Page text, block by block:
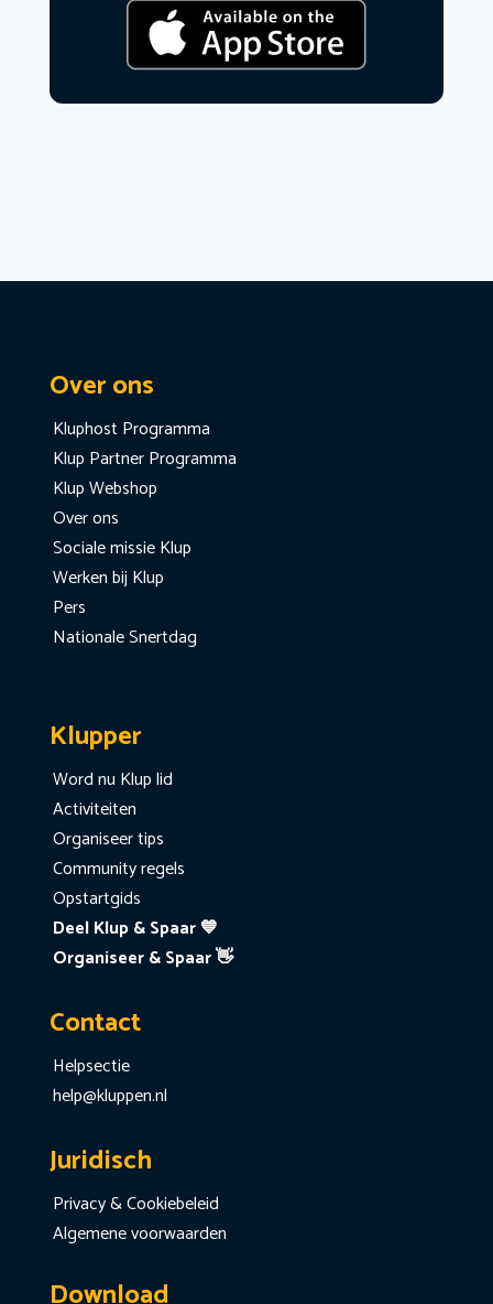
Over ons
Kluphost Programma
Klup Partner Programma
Klup Webshop
Over ons
Sociale missie Klup
Werken bij Klup
Pers
Nationale Snertdag
Klupper
Word nu Klup lid
Activiteiten
Organiseer tips
Community regels
Opstartgids
Deel Klup & Spaar 💙
Organiseer & Spaar 👋
Contact
Helpsectie
help@kluppen.nl
Juridisch
Privacy & Cookiebeleid
Algemene voorwaarden